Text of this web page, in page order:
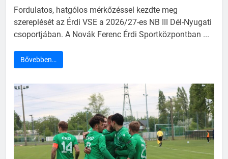
Fordulatos, hatgólos mérkőzéssel kezdte meg
szereplését az Érdi VSE a 2026/27-es NB III Dél-Nyugati
csoportjában. A Novák Ferenc Érdi Sportközpontban ...
Bővebben…